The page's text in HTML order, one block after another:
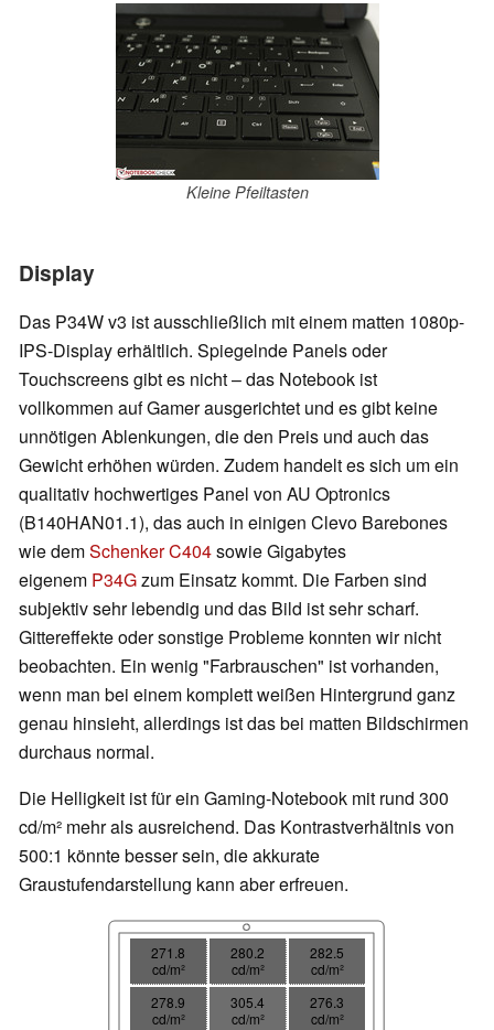
Kleine Pfeiltasten
Display
Das P34W v3 ist ausschließlich mit einem matten 1080p-
IPS-Display erhältlich. Spiegelnde Panels oder
Touchscreens gibt es nicht – das Notebook ist
vollkommen auf Gamer ausgerichtet und es gibt keine
unnötigen Ablenkungen, die den Preis und auch das
Gewicht erhöhen würden. Zudem handelt es sich um ein
qualitativ hochwertiges Panel von AU Optronics
(B140HAN01.1), das auch in einigen Clevo Barebones
wie demSchenker C404sowie Gigabytes
eigenem P34Gzum Einsatz kommt. Die Farben sind
subjektiv sehr lebendig und das Bild ist sehr scharf.
Gittereffekte oder sonstige Probleme konnten wir nicht
beobachten. Ein wenig "Farbrauschen" ist vorhanden,
wenn man bei einem komplett weißen Hintergrund ganz
genau hinsieht, allerdings ist das bei matten Bildschirmen
durchaus normal.
Die Helligkeit ist für ein Gaming-Notebook mit rund 300
cd/m² mehr als ausreichend. Das Kontrastverhältnis von
500:1 könnte besser sein, die akkurate
Graustufendarstellung kann aber erfreuen.
271.8
cd/m²
280.2
cd/m²
282.5
cd/m²
278.9
cd/m²
305.4
cd/m²
276.3
cd/m²